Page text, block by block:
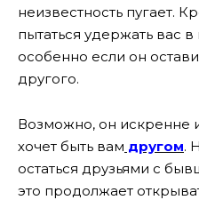
неизвестность пугает.
пытаться удержать вас в
особенно если он
другого.
Возможно, он искренне
хочет быть вам другом.
остаться друзьями с
это продолжает